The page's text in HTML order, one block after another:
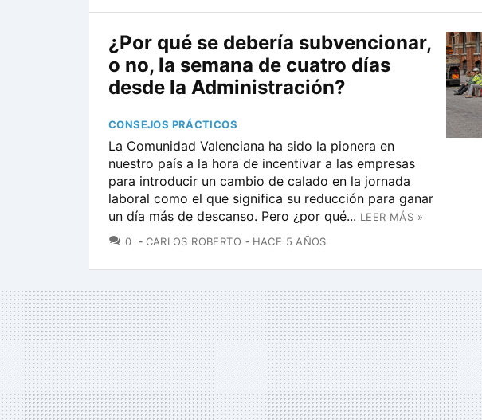
¿Por qué se debería subvencionar,
o no, la semana de cuatro días
desde la Administración?
CONSEJOS PRÁCTICOS
La Comunidad Valenciana ha sido la pionera en
nuestro país a la hora de incentivar a las empresas
para introducir un cambio de calado en la jornada
laboral como el que significa su reducción para ganar
un día más de descanso. Pero ¿por qué... LEER MÁS »
0 COMENTARIOS
CARLOS ROBERTO HACE 5 AÑOS